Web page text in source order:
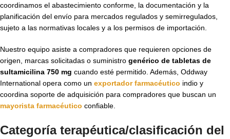
coordinamos el abastecimiento conforme, la documentación y la
planificación del envío para mercados regulados y semirregulados,
sujeto a las normativas locales y a los permisos de importación.
Nuestro equipo asiste a compradores que requieren opciones de
origen, marcas solicitadas o suministro genérico de tabletas de
sultamicilina 750 mg cuando esté permitido. Además, Oddway
International opera como un exportador farmacéutico indio y
coordina soporte de adquisición para compradores que buscan un
mayorista farmacéutico confiable.
Categoría terapéutica/clasificación del